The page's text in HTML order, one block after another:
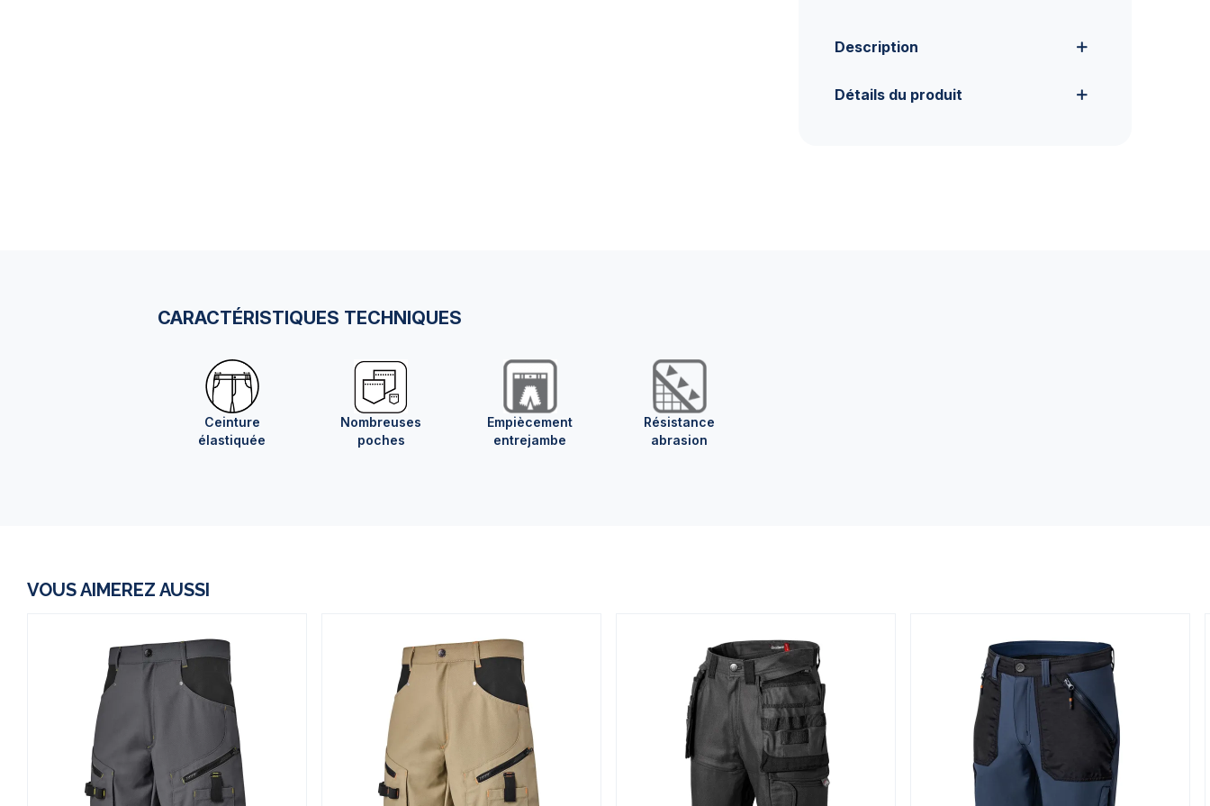
Description
Détails du produit
CARACTÉRISTIQUES TECHNIQUES
Ceinture
élastiquée
Nombreuses
poches
Empiècement
entrejambe
Résistance
abrasion
VOUS AIMEREZ AUSSI